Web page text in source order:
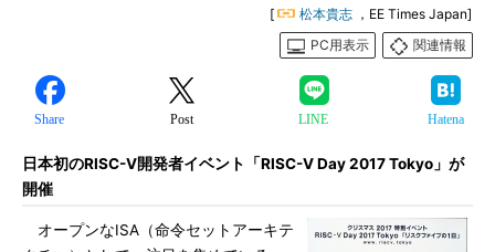
[ 松本貴志 ，EE Times Japan]
PC用表示
関連情報
Share Post LINE Hatena
日本初のRISC-V開発者イベント「RISC-V Day 2017 Tokyo」が
開催
オープンなISA（命令セットアーキテ